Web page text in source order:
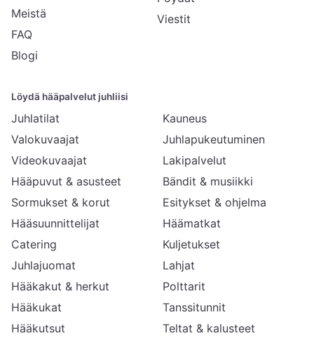
Meistä
FAQ
Blogi
Viestit
Löydä hääpalvelut juhliisi
Juhlatilat
Valokuvaajat
Videokuvaajat
Hääpuvut & asusteet
Sormukset & korut
Hääsuunnittelijat
Catering
Juhlajuomat
Hääkakut & herkut
Hääkukat
Hääkutsut
Kauneus
Juhlapukeutuminen
Lakipalvelut
Bändit & musiikki
Esitykset & ohjelma
Häämatkat
Kuljetukset
Lahjat
Polttarit
Tanssitunnit
Teltat & kalusteet